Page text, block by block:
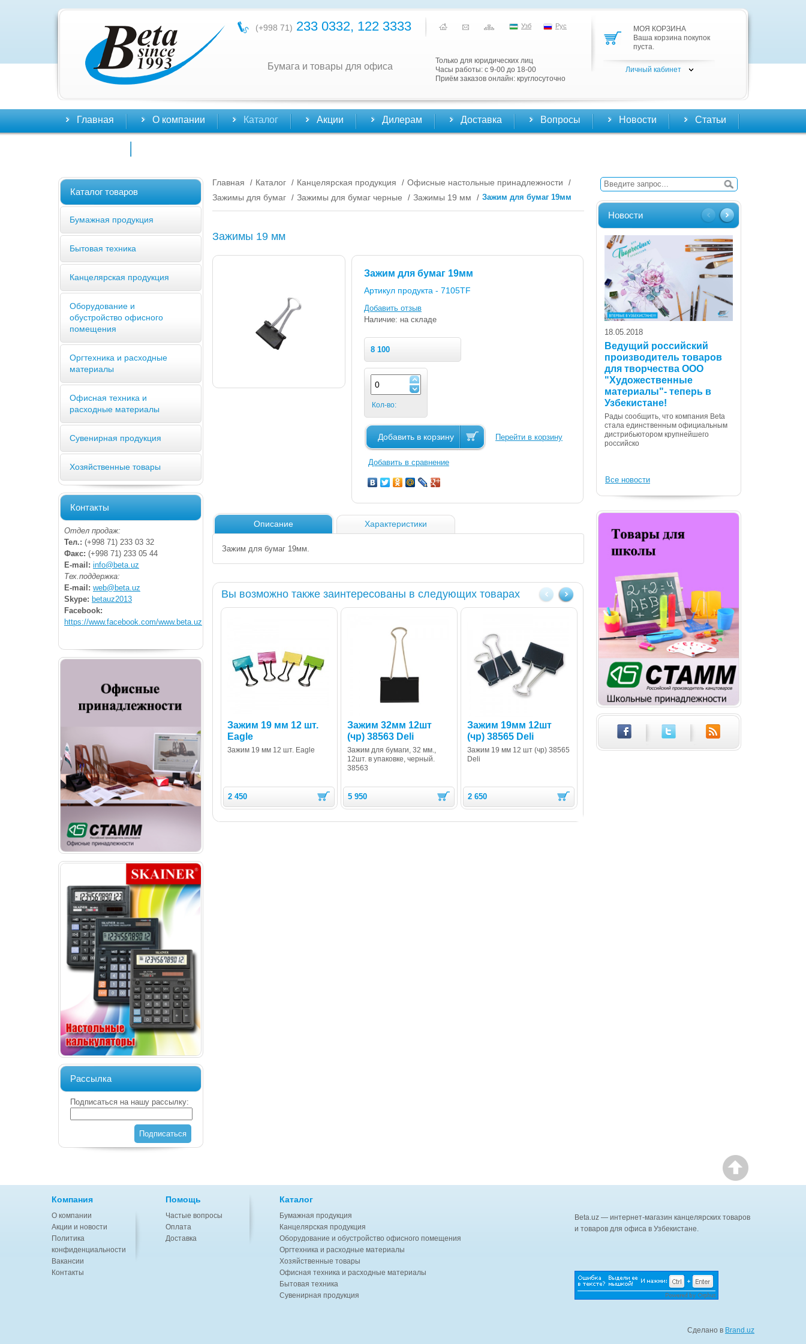
(+998 71) 233 0332, 122 3333 Узб Рус
Бумага и товары для офиса
Только для юридических лиц
Часы работы: с 9-00 до 18-00
Приём заказов онлайн: круглосуточно
МОЯ КОРЗИНА
Ваша корзина покупок
пуста.
Личный кабинет
Главная О компании Каталог Акции Дилерам Доставка Вопросы Новости Статьи
Каталог товаров
Бумажная продукция
Бытовая техника
Канцелярская продукция
Оборудование и
обустройство офисного
помещения
Оргтехника и расходные
материалы
Офисная техника и
расходные материалы
Сувенирная продукция
Хозяйственные товары
Контакты
Отдел продаж:
Тел.: (+998 71) 233 03 32
Факс: (+998 71) 233 05 44
E-mail: info@beta.uz
Тех.поддержка:
E-mail: web@beta.uz
Skype: betauz2013
Facebook:
https://www.facebook.com/www.beta.uz
Рассылка
Подписаться на нашу рассылку:
Подписаться
Главная / Каталог / Канцелярская продукция / Офисные настольные принадлежности /
Зажимы для бумаг / Зажимы для бумаг черные / Зажимы 19 мм / Зажим для бумаг 19мм
Зажимы 19 мм
Зажим для бумаг 19мм
Артикул продукта - 7105TF
Добавить отзыв
Наличие: на складе
8 100
Кол-во:
Добавить в корзину Перейти в корзину
Добавить в сравнение
Описание Характеристики
Зажим для бумаг 19мм.
Вы возможно также заинтересованы в следующих товарах
Зажим 19 мм 12 шт.
Eagle
Зажим 19 мм 12 шт. Eagle
2 450
Зажим 32мм 12шт
(чр) 38563 Deli
Зажим для бумаги, 32 мм.,
12шт. в упаковке, черный.
38563
5 950
Зажим 19мм 12шт
(чр) 38565 Deli
Зажим 19 мм 12 шт (чр) 38565
Deli
2 650
Зажим 25мм
Зажим 25мм
Зажим 32 мм цвет.
24шт. Eagle
Зажим 32 мм цвет. 24шт.
Новости
18.05.2018
Ведущий российский
производитель товаров
для творчества ООО
"Художественные
материалы"- теперь в
Узбекистане!
Рады сообщить, что компания Beta
стала единственным официальным
дистрибьютором крупнейшего
российско
Все новости
Компания
О компании
Акции и новости
Политика
конфиденциальности
Вакансии
Контакты
Помощь
Частые вопросы
Оплата
Доставка
Каталог
Бумажная продукция
Канцелярская продукция
Оборудование и обустройство офисного помещения
Оргтехника и расходные материалы
Хозяйственные товары
Офисная техника и расходные материалы
Бытовая техника
Сувенирная продукция
Beta.uz — интернет-магазин канцелярских товаров
и товаров для офиса в Узбекистане.
Сделано в Brand.uz